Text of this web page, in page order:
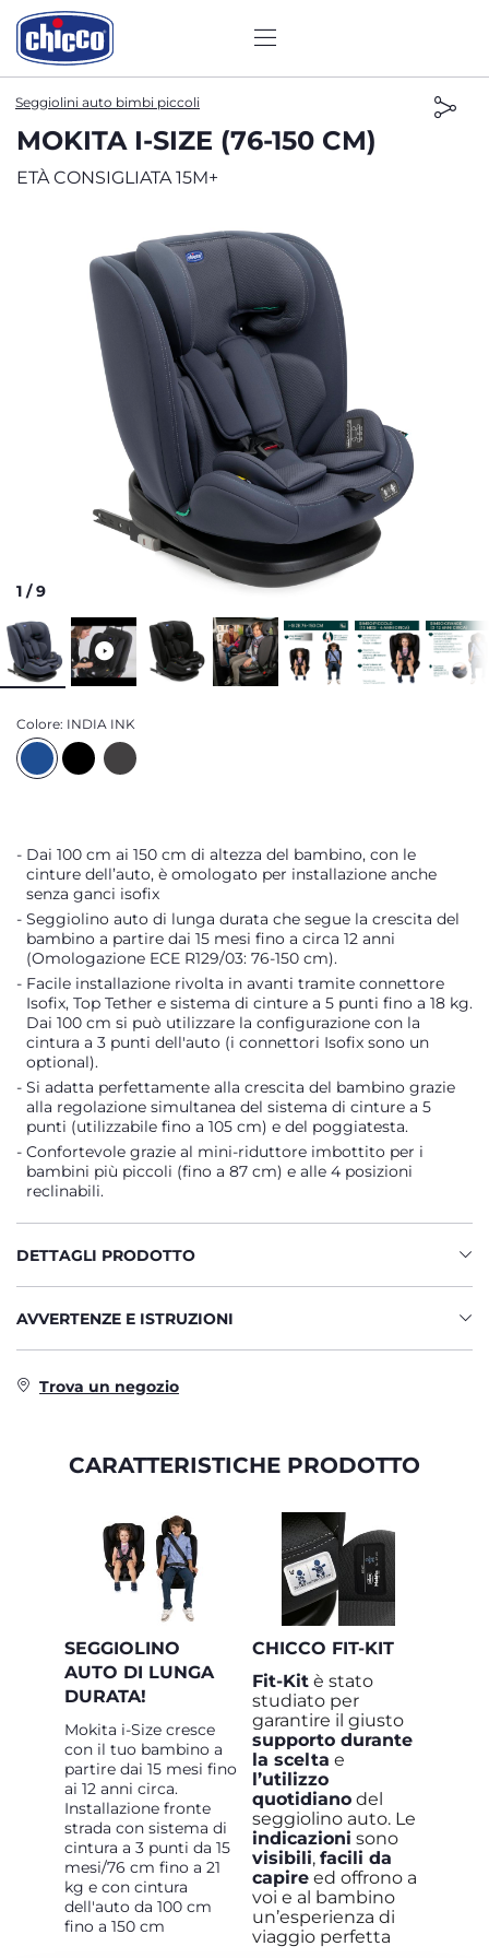
Seggiolini auto bimbi piccoli
MOKITA I-SIZE (76-150 CM)
ETÀ CONSIGLIATA 15M+
1 /9
Colore: INDIA INK
Dai 100 cm ai 150 cm di altezza del bambino, con le
cinture dell’auto, è omologato per installazione anche
senza ganci isofix
Seggiolino auto di lunga durata che segue la crescita del
bambino a partire dai 15 mesi fino a circa 12 anni
(Omologazione ECE R129/03: 76-150 cm).
Facile installazione rivolta in avanti tramite connettore
Isofix, Top Tether e sistema di cinture a 5 punti fino a 18 kg.
Dai 100 cm si può utilizzare la configurazione con la
cintura a 3 punti dell'auto (i connettori Isofix sono un
optional).
Si adatta perfettamente alla crescita del bambino grazie
alla regolazione simultanea del sistema di cinture a 5
punti (utilizzabile fino a 105 cm) e del poggiatesta.
Confortevole grazie al mini-riduttore imbottito per i
bambini più piccoli (fino a 87 cm) e alle 4 posizioni
reclinabili.
DETTAGLI PRODOTTO
AVVERTENZE E ISTRUZIONI
Trova un negozio
CARATTERISTICHE PRODOTTO
SEGGIOLINO
AUTO DI LUNGA
DURATA!
Mokita i-Size cresce
con il tuo bambino a
partire dai 15 mesi fino
ai 12 anni circa.
Installazione fronte
strada con sistema di
cintura a 3 punti da 15
mesi/76 cm fino a 21
kg e con cintura
dell'auto da 100 cm
fino a 150 cm
CHICCO FIT-KIT
Fit-Kit è stato
studiato per
garantire il giusto
supporto durante
la scelta e
l’utilizzo
quotidiano del
seggiolino auto. Le
indicazioni sono
visibili, facili da
capire ed offrono a
voi e al bambino
un’esperienza di
viaggio perfetta